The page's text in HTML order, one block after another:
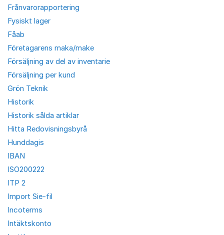
Frånvarorapportering
Fysiskt lager
Fåab
Företagarens maka/make
Försäljning av del av inventarie
Försäljning per kund
Grön Teknik
Historik
Historik sålda artiklar
Hitta Redovisningsbyrå
Hunddagis
IBAN
ISO200222
ITP 2
Import Sie-fil
Incoterms
Intäktskonto